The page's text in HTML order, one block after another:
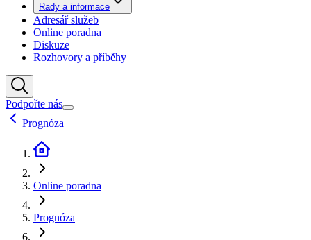
Rady a informace
Adresář služeb
Online poradna
Diskuze
Rozhovory a příběhy
Podpořte nás
Prognóza
Online poradna
Prognóza